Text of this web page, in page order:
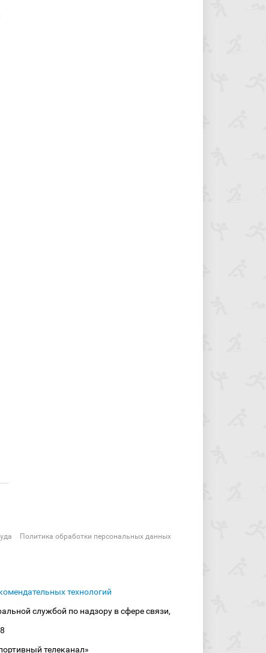
Политика обработки персональных данных
технологий
службой по надзору в сфере связи,
телеканал»